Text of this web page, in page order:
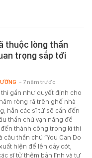
thuộc lòng thần
trọng sắp tới
thi gần như quyết định cho
ròng rã trên ghế nhà
hẳn các sĩ tử sẽ cần đến
thần chú vạn năng để
thành công trong kì thi
câu thần chú “You Can Do
hiện để lên dây cót,
sĩ tử thêm bản lĩnh và tự
- 7 năm trước